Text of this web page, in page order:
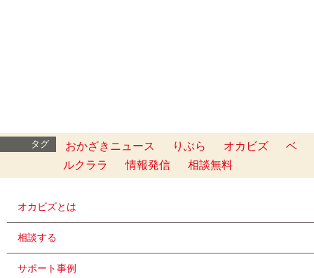
タグ おかざきニュース りぶら オカビズ
ベ
ルクララ
情報発信 相談無料
オカビズとは
相談する
サポート事例